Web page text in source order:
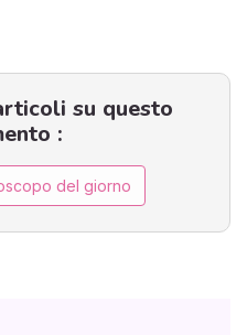
su questo
:
del giorno